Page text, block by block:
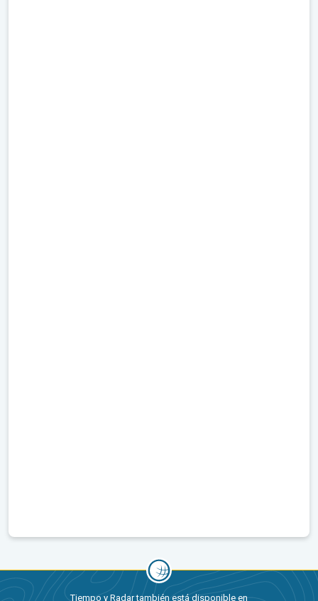
Tiempo y Radar también está disponible en